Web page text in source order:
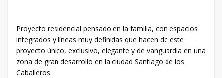
Proyecto residencial pensado en la familia, con espacios
integrados y líneas muy definidas que hacen de este
proyecto único, exclusivo, elegante y de vanguardia en una
zona de gran desarrollo en la ciudad Santiago de los
Caballeros.